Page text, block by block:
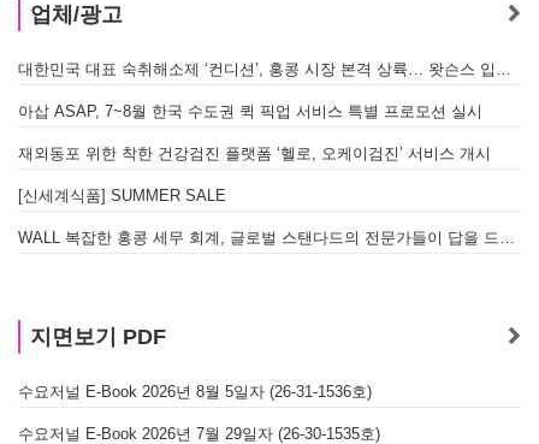
업체/광고
아삽 ASAP, 7~8월 한국 수도권 퀵 픽업 서비스 특별 프로모션 실시
재외동포 위한 착한 건강검진 플랫폼 ‘헬로, 오케이검진’ 서비스 개시
[신세계식품] SUMMER SALE
지면보기 PDF
수요저널 E-Book 2026년 8월 5일자 (26-31-1536호)
수요저널 E-Book 2026년 7월 29일자 (26-30-1535호)